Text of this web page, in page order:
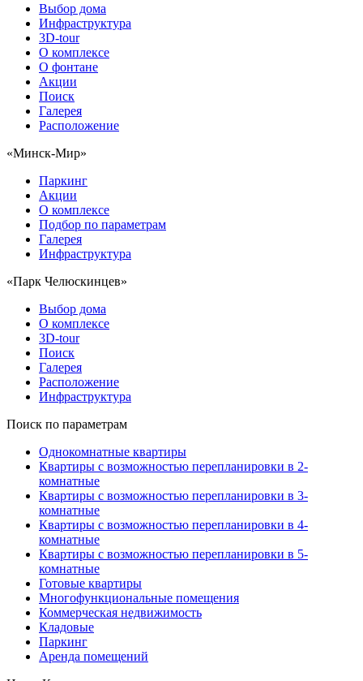
Выбор дома
Инфраструктура
3D-tour
О комплексе
О фонтане
Акции
Поиск
Галерея
Расположение
«Минск-Мир»
Паркинг
Акции
О комплексе
Подбор по параметрам
Галерея
Инфраструктура
«Парк Челюскинцев»
Выбор дома
О комплексе
3D-tour
Поиск
Галерея
Расположение
Инфраструктура
Поиск по параметрам
Однокомнатные квартиры
Квартиры с возможностью перепланировки в 2-
комнатные
Квартиры с возможностью перепланировки в 3-
комнатные
Квартиры с возможностью перепланировки в 4-
комнатные
Квартиры с возможностью перепланировки в 5-
комнатные
Готовые квартиры
Многофункциональные помещения
Коммерческая недвижимость
Кладовые
Паркинг
Аренда помещений